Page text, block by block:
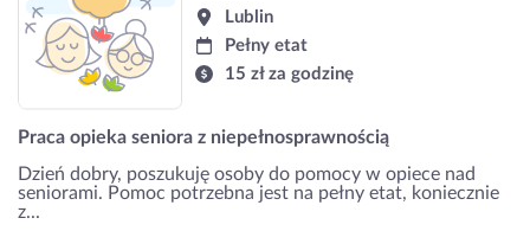
Lublin
Pełny etat
15 zł za godzinę
Praca opieka seniora z niepełnosprawnością
Dzień dobry, poszukuję osoby do pomocy w opiece nad
seniorami. Pomoc potrzebna jest na pełny etat, koniecznie
z...